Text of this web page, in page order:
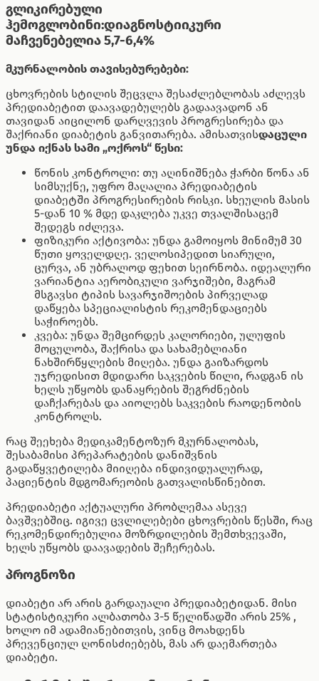
გლიკირებული
ჰემოგლობინი:დიაგნოსტიიკური
მაჩვენებელია 5,7-6,4%
მკურნალობის თავისებურებები:
ცხოვრების სტილის შეცვლა შესაძლებლობას აძლევს
პრედიაბეტით დაავადებულებს გადაავადონ ან
თავიდან აიცილონ დარღვევის პროგრესირება და
შაქრიანი დიაბეტის განვითარება. ამისათვისდაცული
უნდა იქნას სამი „ოქროს“ წესი:
წონის კონტროლი: თუ აღინიშნება ჭარბი წონა ან
სიმსუქნე, უფრო მაღალია პრედიაბეტის
დიაბეტში პროგრესირების რისკი. სხეულის მასის
5-დან 10 % მდე დაკლება უკვე თვალშისაცემ
შედეგს იძლევა.
ფიზიკური აქტივობა: უნდა გამოიყოს მინიმუმ 30
წუთი ყოველდღე. ველოსიპედით სიარული,
ცურვა, ან უბრალოდ ფეხით სეირნობა. იდეალური
ვარიანტია აერობიკული ვარჯიშები, მაგრამ
მსგავსი ტიპის სავარჯიშოების პირველად
დაწყება სპეციალისტის რეკომენდაციებს
საჭიროებს.
კვება: უნდა შემცირდეს კალორიები, ულუფის
მოცულობა, შაქრისა და სახამებლიანი
ნახშირწყლების მიღება. უნდა გაიზარდოს
უჯრედისით მდიდარი საკვების წილი, რადგან ის
ხელს უწყობს დანაყრების შეგრძნების
დაჩქარებას და აიოლებს საკვების რაოდენობის
კონტროლს.
რაც შეეხება მედიკამენტოზურ მკურნალობას,
შესაბამისი პრეპარატების დანიშვნის
გადაწყვეტილება მიიღება ინდივიდუალურად,
პაციენტის მდგომარეობის გათვალისწინებით.
პრედიაბეტი აქტუალური პრობლემაა ასევე
ბავშვებშიც. იგივე ცვლილებები ცხოვრების წესში, რაც
რეკომენდირებულია მოზრდილების შემთხვევაში,
ხელს უწყობს დაავადების შეჩერებას.
პროგნოზი
დიაბეტი არ არის გარდაუალი პრედიაბეტიდან. მისი
სტატისტიკური ალბათობა 3-5 წელიწადში არის 25% ,
ხოლო იმ ადამიანებითვის, ვინც მოახდენს
პრევენციულ ღონისძიებებს, მას არ დაემართება
დიაბეტი.